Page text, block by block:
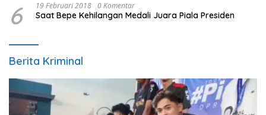
6 19 Februari 2018 0 Komentar
Saat Bepe Kehilangan Medali Juara Piala Presiden
Berita Kriminal